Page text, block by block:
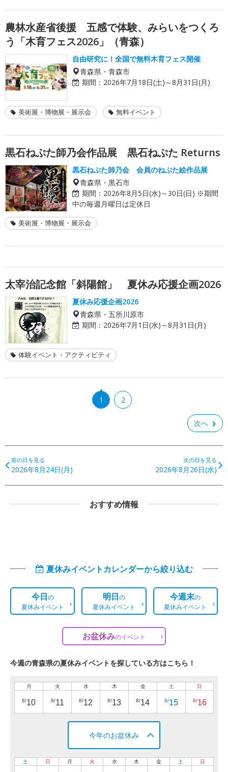
農林水産省後援 五感で体験、みらいをつくろ
う「木育フェス2026」（青森）
自由研究に！全国で無料木育フェス開催
青森県・青森市
期間： 2026年7月18日(土)～8月31日(月)
美術展・博物展・展示会 無料イベント
黒石ねぷた師乃会作品展 黒石ねぷた Returns
黒石ねぷた師乃会 会員のねぷた絵作品展
青森県・黒石市
期間： 2026年8月5日(水)～30日(日) ※期間
中の毎週月曜日は定休日
美術展・博物展・展示会
太宰治記念館「斜陽館」 夏休み応援企画2026
夏休み応援企画2026
青森県・五所川原市
期間： 2026年7月1日(水)～8月31日(月)
体験イベント・アクティビティ
1 2
次へ
前の日を見る
2026年8月24日(月)
次の日を見る
2026年8月26日(水)
おすすめ情報
夏休みイベントカレンダーから絞り込む
今日の
夏休みイベント
明日の
夏休みイベント
今週末の
夏休みイベント
お盆休みのイベント
今週の青森県の夏休みイベントを探している方はこちら！
月
8/10
火
8/11
水
8/12
木
8/13
金
8/14
土
8/15
日
8/16
今年のお盆休み
土 日 月 火 水 木 金 土 日